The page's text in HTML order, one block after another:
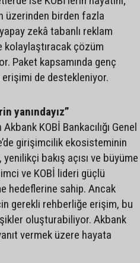
üzerinden birden fazla
zekâ tabanlı reklam
kolaylaştıracak çözüm
Paket kapsamında genç
erişimi de destekleniyor.
yanındayız”
KOBİ Bankacılığı Genel
girişimcilik ekosisteminin
bakış açısı ve büyüme
ve KOBİ lideri güçlü
hedeflerine sahip. Ancak
gerekli rehberliğe erişim, bu
oluşturabiliyor. Akbank
vermek üzere hayata